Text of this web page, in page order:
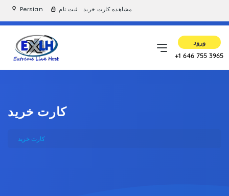
Persian ثبت نام مشاهده کارت خرید
ورود
+1 646 755 3965
کارت خرید
کارت خرید